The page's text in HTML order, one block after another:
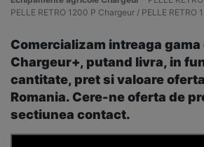
PELLE RETRO 1200 P Chargeur / PELLE RETRO
Comercializam intreaga
Chargeur+, putand livra, in
cantitate, pret si valoare
Romania. Cere-ne oferta de
sectiunea contact.